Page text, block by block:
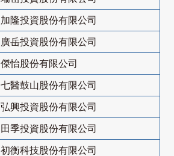
加隆投資股份有限公司
廣岳投資股份有限公司
傑怡股份有限公司
七醫鼓山股份有限公司
弘興投資股份有限公司
田季投資股份有限公司
初衡科技股份有限公司